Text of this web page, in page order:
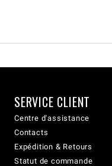
SERVICE CLIENT
Centre d'assistance
Contacts
Expédition & Retours
Statut de commande